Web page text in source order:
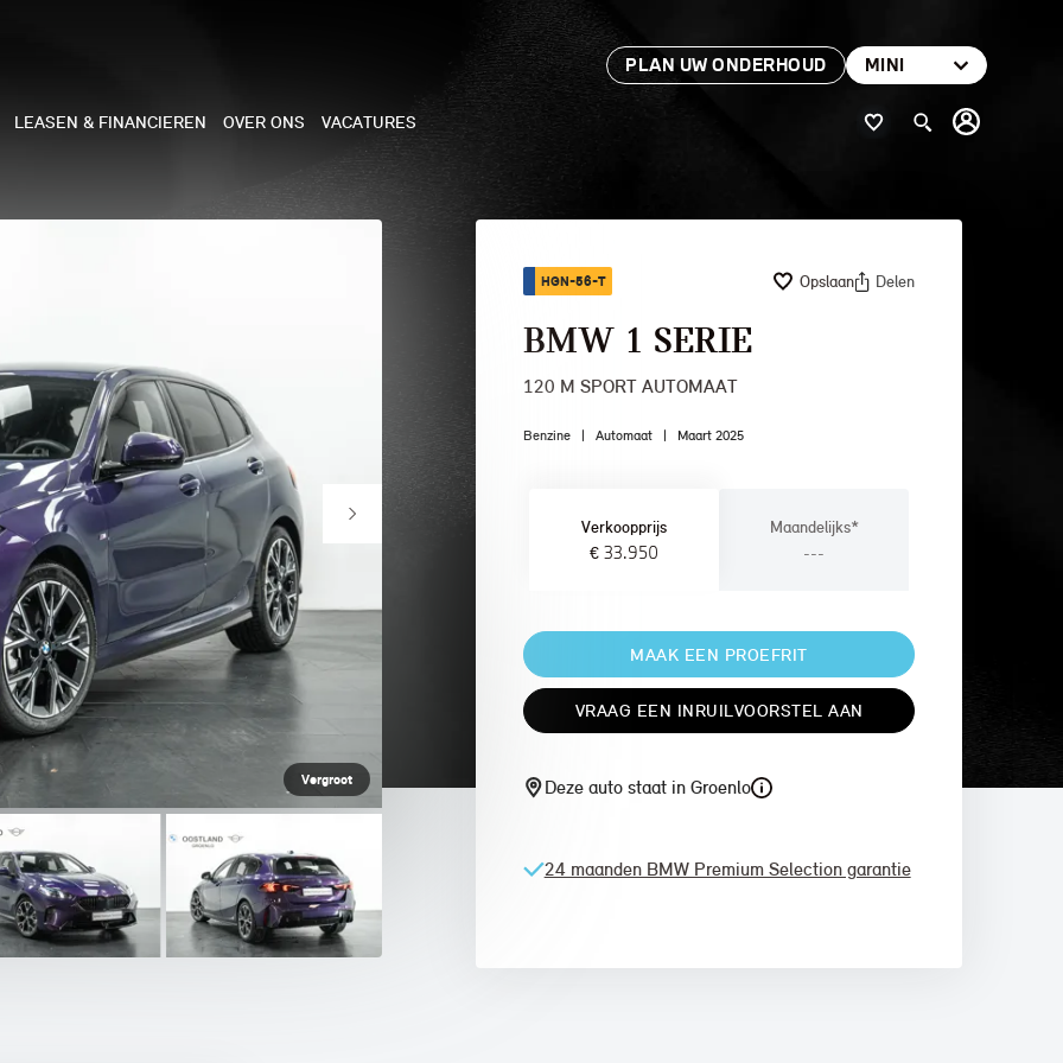
PLAN UW ONDERHOUD MINI
CABRIO
5-DEURS
COOPER WORKS
SMITH EDITION
LEASEN & FINANCIEREN OVER ONS VACATURES
Vergroot
HGN-56-T Opslaan Delen
BMW 1 SERIE
120 M SPORT AUTOMAAT
Benzine | Automaat | Maart 2025
Verkoopprijs
€ 33.950
Maandelijks*
---
MAAK EEN PROEFRIT
VRAAG EEN INRUILVOORSTEL AAN
Deze auto staat in Groenlo
24 maanden BMW Premium Selection garantie